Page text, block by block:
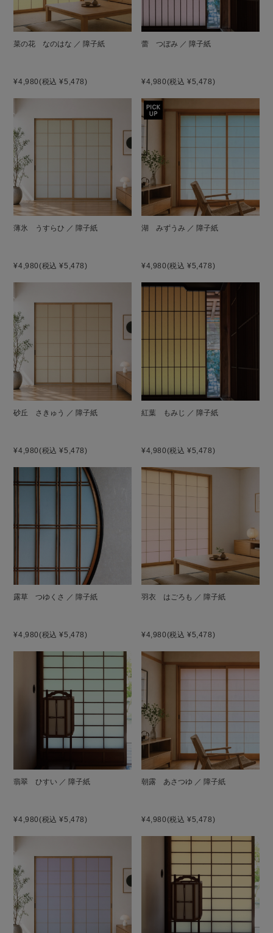
菜の花 なのはな ／ 障子紙
¥4,980(税込 ¥5,478)
蕾 つぼみ ／ 障子紙
¥4,980(税込 ¥5,478)
薄氷 うすらひ ／ 障子紙
¥4,980(税込 ¥5,478)
湖 みずうみ ／ 障子紙
¥4,980(税込 ¥5,478)
砂丘 さきゅう ／ 障子紙
¥4,980(税込 ¥5,478)
紅葉 もみじ ／ 障子紙
¥4,980(税込 ¥5,478)
露草 つゆくさ ／ 障子紙
¥4,980(税込 ¥5,478)
羽衣 はごろも ／ 障子紙
¥4,980(税込 ¥5,478)
翡翠 ひすい ／ 障子紙
¥4,980(税込 ¥5,478)
朝露 あさつゆ ／ 障子紙
¥4,980(税込 ¥5,478)